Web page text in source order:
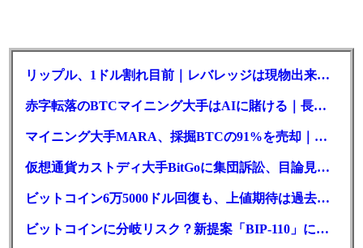
リップル、1ドル割れ目前｜レバレッジは現物出来高の6倍超
赤字転落のBTCマイニング大手はAIに賭ける｜長期負債17.8億ドル
マイニング大手MARA、採掘BTCの91%を売却｜純損失6億ドル
仮想通貨カストディ大手BitGoに集団訴訟、目論見書が争点に
ビットコイン6万5000ドル回復も、上値期待は過去最低の23%
ビットコインに分岐リスク？新提案「BIP-110」に期限迫る